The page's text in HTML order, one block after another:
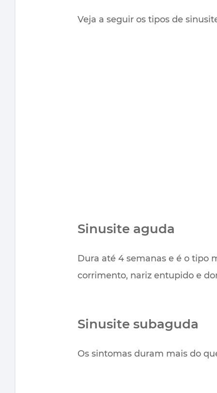
Veja a seguir os tipos de
Sinusite aguda
Dura até 4 semanas e é o tipo
corrimento, nariz entupido e
Sinusite subaguda
Os sintomas duram mais do